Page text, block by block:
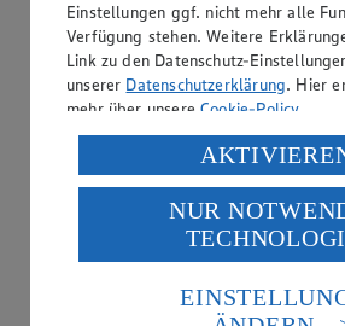
Kategorie:Getränke
Offenes Leitungswasser ist etwa
können Keime entstehen und der
Geöffnetes Flaschenwasser sollte
Flasche. Ungeöffnete …
Korkenzieher: Welche Arten
Getränke
Einstellungen ggf. nicht mehr alle
Verfügung stehen. Weitere
Link zu den Datenschutz-
unserer Datenschutzerklärung. Hier
mehr über unsereCookie-Policy.
Verarbeitung deiner
USA durch Facebook und YouTube:
Wenn du auf „Aktivieren“ klickst,
des Art. 49 Abs. 1 Satz 1 lit. a)
Daten in den USA verarbeitet
die USA als Land mit einem nach
Standards nicht angemessenen
NUR